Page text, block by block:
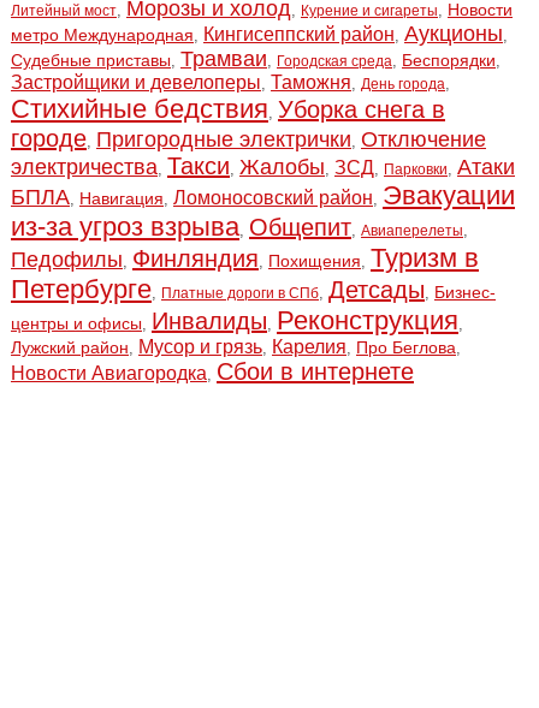
Литейный мост, Морозы и холод, Курение и сигареты, Новости
метро Международная, Кингисеппский район, Аукционы,
Судебные приставы, Трамваи, Городская среда, Беспорядки,
Застройщики и девелоперы, Таможня, День города,
Стихийные бедствия, Уборка снега в
городе, Пригородные электрички, Отключение
электричества, Такси, Жалобы, ЗСД, Парковки, Атаки
БПЛА, Навигация, Ломоносовский район, Эвакуации
из-за угроз взрыва, Общепит, Авиаперелеты,
Педофилы, Финляндия, Похищения, Туризм в
Петербурге, Платные дороги в СПб, Детсады, Бизнес-
центры и офисы, Инвалиды, Реконструкция,
Лужский район, Мусор и грязь, Карелия, Про Беглова,
Новости Авиагородка, Сбои в интернете